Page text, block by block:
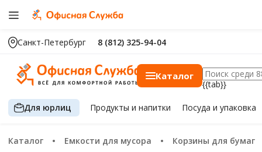
Санкт-Петербург 8 (812) 325-94-04
Каталог
{{tab}}
Для юрлиц Продуктыи напитки Посуда и упаковка
Каталог Емкости для мусора Корзины для бумаг